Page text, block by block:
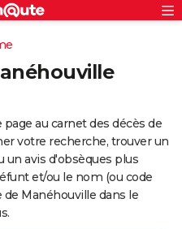
au carnet des décès de
votre recherche, trouver un
un avis d'obsèques plus
et/ou le nom (ou code
Manéhouville dans le